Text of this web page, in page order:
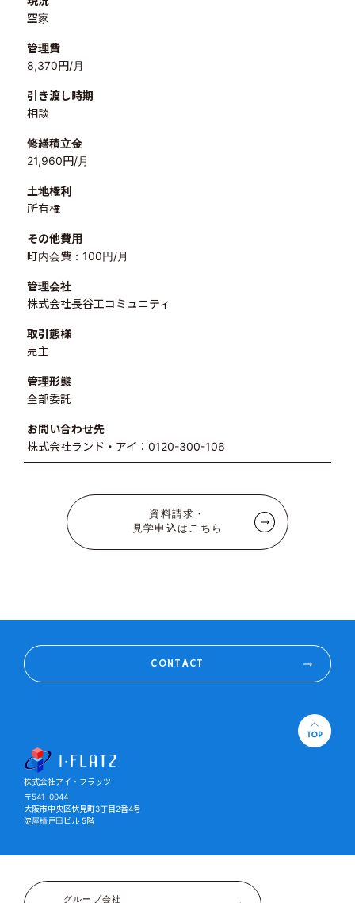
空家
管理費
8,370円/月
引き渡し時期
相談
修繕積立金
21,960円/月
土地権利
所有権
その他費用
町内会費：100円/月
管理会社
株式会社長谷工コミュニティ
取引態様
売主
管理形態
全部委託
お問い合わせ先
株式会社ランド・アイ：0120-300-106
資料請求・
見学申込はこちら
株式会社アイ・フラッツ
〒541-0044
大阪市中央区伏見町3丁目2番4号
淀屋橋戸田ビル 5階
CONTACT
グループ会社